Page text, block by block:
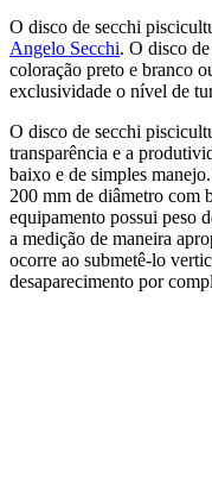
O disco de secchi
Angelo Secchi. O disco
coloração preto e branco
exclusividade o nível de
O disco de secchi
transparência e a
baixo e de simples
200 mm de diâmetro com
equipamento possui peso
a medição de maneira
ocorre ao submetê-lo
desaparecimento por